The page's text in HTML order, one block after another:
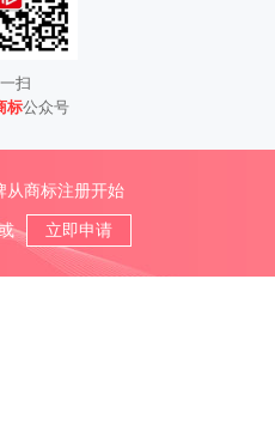
扫
标公众号
从商标注册开始
立即申请